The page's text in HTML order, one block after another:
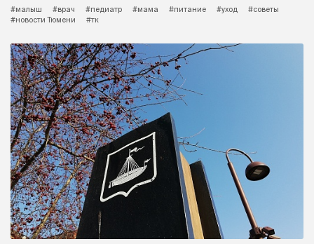
#малыш
#врач #педиатр #мама #питание #уход
#советы
#новости Тюмени
#тк